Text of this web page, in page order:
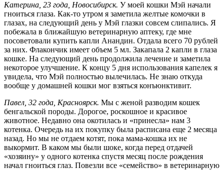
Катерина, 23 года, Новосибирск. У моей кошки Мэй начали
гноиться глаза. Как-то утром я заметила желтые комочки в
глазах, на следующий день у Мэй глазки совсем слипались. Я
побежала в ближайшую ветеринарную аптеку, где мне
посоветовали купить капли Анандин. Отдала всего 70 рублей
за них. Флакончик имеет объем 5 мл. Закапала 2 капли в глаза
кошке. На следующий день продолжила лечение и заметила
некоторое улучшение. К концу 5 дня использования капелек я
увидела, что Мэй полностью вылечилась. Не знаю откуда
вообще у домашней кошки мог взяться конъюнктивит.
Павел, 32 года, Красноярск. Мы с женой разводим кошек
бенгальской породы. Дорогое, роскошное и красивое
животное. Недавно она окотилась и «принесла» нам 3
котенка. Очередь на их покупку была расписана еще 2 месяца
назад. Но мы не отдаем котят, пока мама-кошка их не
выкормит. В каком мы были шоке, когда перед отдачей
«хозяину» у одного котенка спустя месяц после рождения
начал гноиться глаз. Повезли все «семейство» в ветеринарную